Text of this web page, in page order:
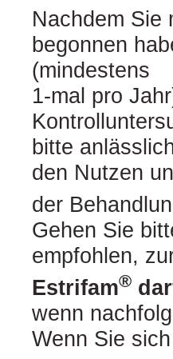
Nachdem Sie
begonnen
(mindestens
1-mal pro
bitte
den Nutzen
der
Gehen Sie
empfohlen,
Estrifam®
wenn
Wenn Sie